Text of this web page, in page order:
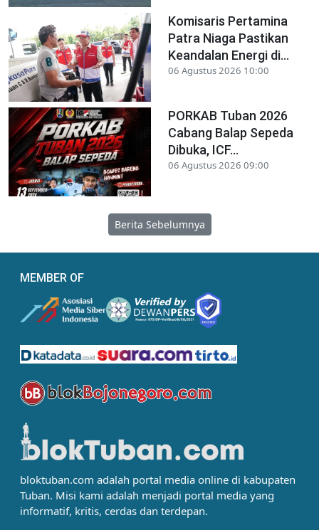
Komisaris Pertamina
Patra Niaga Pastikan
Keandalan Energi di...
06 Agustus 2026 10:00
PORKAB Tuban 2026
Cabang Balap Sepeda
Dibuka, ICF...
06 Agustus 2026 09:00
Berita Sebelumnya
MEMBER OF
bloktuban.com adalah portal media online di kabupaten
Tuban. Misi kami adalah menjadi portal media yang
informatif, kritis, cerdas dan terdepan.